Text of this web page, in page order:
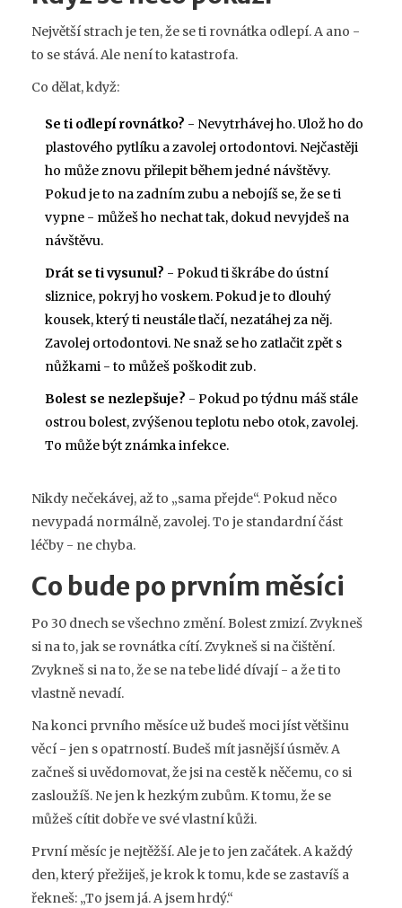
Největší strach je ten, že se ti rovnátka odlepí. A ano -
to se stává. Ale není to katastrofa.
Co dělat, když:
Se ti odlepí rovnátko? - Nevytrhávej ho. Ulož ho do
plastového pytlíku a zavolej ortodontovi. Nejčastěji
ho může znovu přilepit během jedné návštěvy.
Pokud je to na zadním zubu a nebojíš se, že se ti
vypne - můžeš ho nechat tak, dokud nevyjdeš na
návštěvu.
Drát se ti vysunul? - Pokud ti škrábe do ústní
sliznice, pokryj ho voskem. Pokud je to dlouhý
kousek, který ti neustále tlačí, nezatáhej za něj.
Zavolej ortodontovi. Ne snaž se ho zatlačit zpět s
nůžkami - to můžeš poškodit zub.
Bolest se nezlepšuje? - Pokud po týdnu máš stále
ostrou bolest, zvýšenou teplotu nebo otok, zavolej.
To může být známka infekce.
Nikdy nečekávej, až to „sama přejde“. Pokud něco
nevypadá normálně, zavolej. To je standardní část
léčby - ne chyba.
Co bude po prvním měsíci
Po 30 dnech se všechno změní. Bolest zmizí. Zvykneš
si na to, jak se rovnátka cítí. Zvykneš si na čištění.
Zvykneš si na to, že se na tebe lidé dívají - a že ti to
vlastně nevadí.
Na konci prvního měsíce už budeš moci jíst většinu
věcí - jen s opatrností. Budeš mít jasnější úsměv. A
začneš si uvědomovat, že jsi na cestě k něčemu, co si
zasloužíš. Ne jen k hezkým zubům. K tomu, že se
můžeš cítit dobře ve své vlastní kůži.
První měsíc je nejtěžší. Ale je to jen začátek. A každý
den, který přežiješ, je krok k tomu, kde se zastavíš a
řekneš: „To jsem já. A jsem hrdý.“